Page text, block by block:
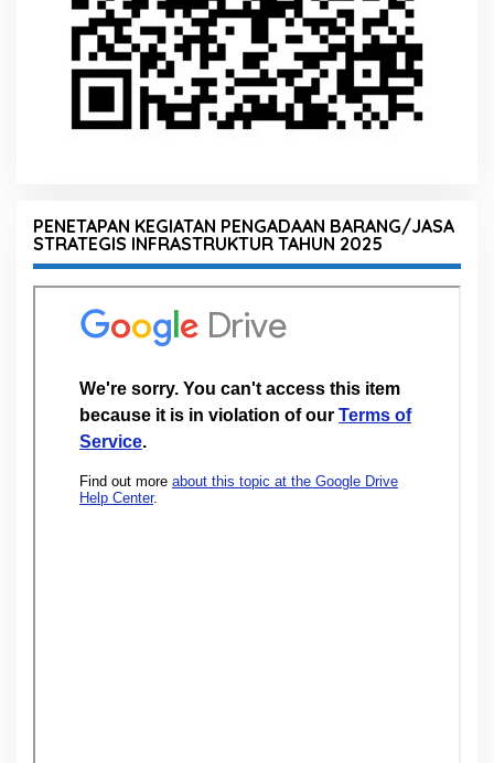
PENETAPAN KEGIATAN PENGADAAN BARANG/JASA
STRATEGIS INFRASTRUKTUR TAHUN 2025